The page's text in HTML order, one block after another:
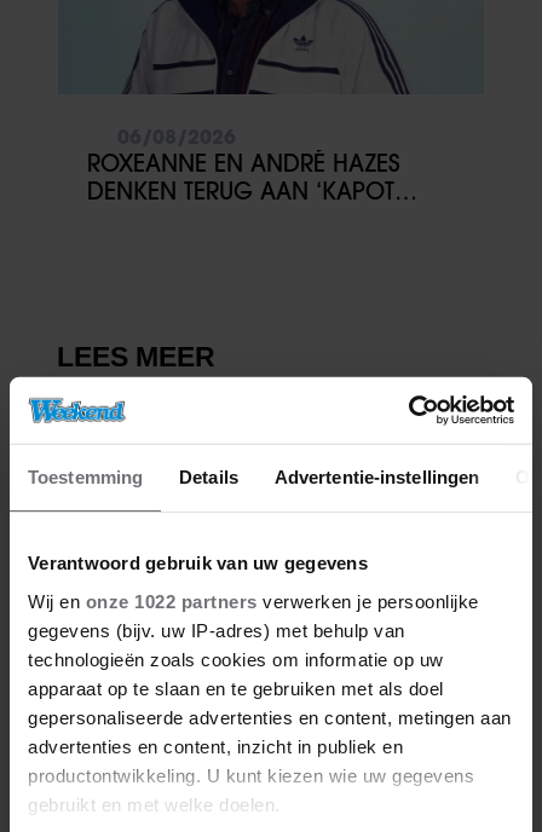
Toestemming Details Advertentie-instellingen
Verantwoord gebruik van uw gegevens
Wij en onze 1022 partners verwerken je persoonlijke
gegevens (bijv. uw IP-adres) met behulp van
technologieën zoals cookies om informatie op uw
apparaat op te slaan en te gebruiken met als doel
gepersonaliseerde advertenties en content, metingen aan
advertenties en content, inzicht in publiek en
productontwikkeling. U kunt kiezen wie uw gegevens
gebruikt en met welke doelen.
ROXEANNE EN ANDRÉ HAZES
DENKEN TERUG AAN ‘KAPOT